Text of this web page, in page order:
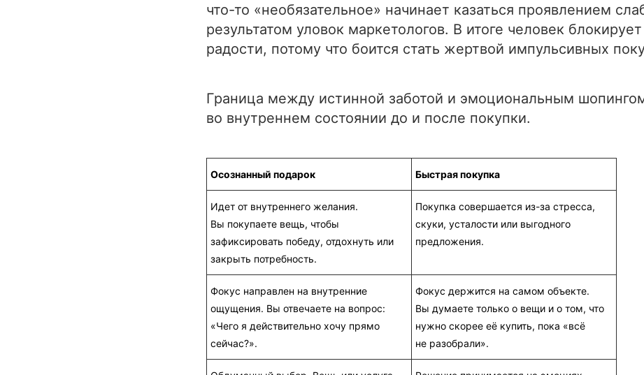
что-то «необязательное» начинает казаться проявлением
результатом уловок маркетологов. В итоге человек
радости, потому что боится стать жертвой импульсивных
Граница между истинной заботой и эмоциональным
во внутреннем состоянии до и после покупки.
Осознанный подарок Быстрая покупка
Идет от внутреннего желания.
Вы покупаете вещь, чтобы
зафиксировать победу, отдохнуть или
закрыть потребность.
Покупка совершается из-за стресса,
скуки, усталости или выгодного
предложения.
Фокус направлен на внутренние
ощущения. Вы отвечаете на вопрос:
«Чего я действительно хочу прямо
сейчас?».
Фокус держится на самом объекте.
Вы думаете только о вещи и о том, что
нужно скорее её купить, пока «всё
не разобрали».